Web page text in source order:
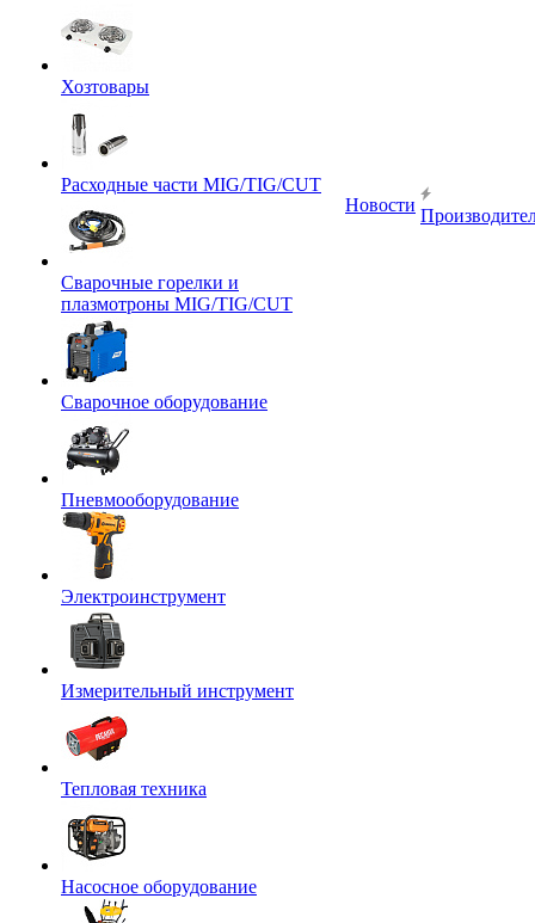
Хозтовары
Расходные части MIG/TIG/CUT
Сварочные горелки и
плазмотроны MIG/TIG/CUT
Сварочное оборудование
Пневмооборудование
Электроинструмент
Измерительный инструмент
Тепловая техника
Насосное оборудование
Новости